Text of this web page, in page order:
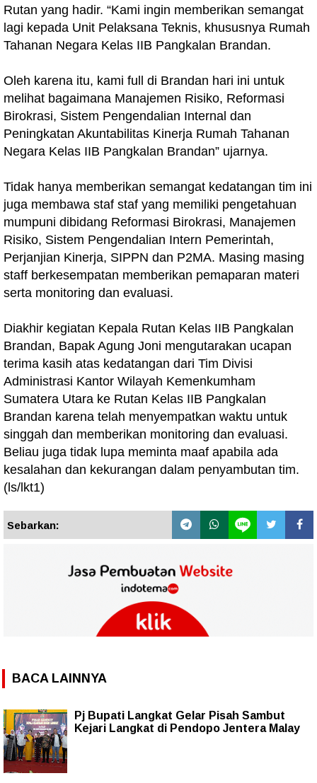
Rutan yang hadir. “Kami ingin memberikan semangat
lagi kepada Unit Pelaksana Teknis, khususnya Rumah
Tahanan Negara Kelas IIB Pangkalan Brandan.
Oleh karena itu, kami full di Brandan hari ini untuk
melihat bagaimana Manajemen Risiko, Reformasi
Birokrasi, Sistem Pengendalian Internal dan
Peningkatan Akuntabilitas Kinerja Rumah Tahanan
Negara Kelas IIB Pangkalan Brandan” ujarnya.
Tidak hanya memberikan semangat kedatangan tim ini
juga membawa staf staf yang memiliki pengetahuan
mumpuni dibidang Reformasi Birokrasi, Manajemen
Risiko, Sistem Pengendalian Intern Pemerintah,
Perjanjian Kinerja, SIPPN dan P2MA. Masing masing
staff berkesempatan memberikan pemaparan materi
serta monitoring dan evaluasi.
Diakhir kegiatan Kepala Rutan Kelas IIB Pangkalan
Brandan, Bapak Agung Joni mengutarakan ucapan
terima kasih atas kedatangan dari Tim Divisi
Administrasi Kantor Wilayah Kemenkumham
Sumatera Utara ke Rutan Kelas IIB Pangkalan
Brandan karena telah menyempatkan waktu untuk
singgah dan memberikan monitoring dan evaluasi.
Beliau juga tidak lupa meminta maaf apabila ada
kesalahan dan kekurangan dalam penyambutan tim.
(ls/lkt1)
Sebarkan:
BACA LAINNYA
Pj Bupati Langkat Gelar Pisah Sambut
Kejari Langkat di Pendopo Jentera Malay